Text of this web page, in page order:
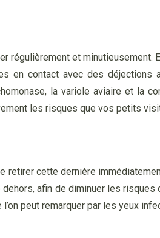
régulièrement et minutieusement.
en contact avec des déjections
la variole aviaire et la
les risques que vos petits
retirer cette dernière
afin de diminuer les risques
peut remarquer par les yeux